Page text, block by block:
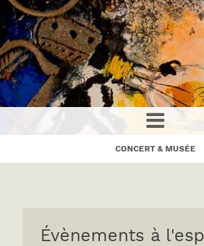
CONCERT & MUSÉE
Évènements à